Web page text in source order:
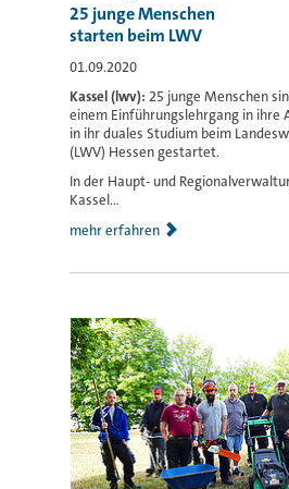
25 junge Menschen
starten beim LWV
01.09.2020
Kassel (lwv): 25 junge Menschen
einem Einführungslehrgang in ihre
in ihr duales Studium beim
(LWV) Hessen gestartet.
In der Haupt- und
Kassel...
mehr erfahren